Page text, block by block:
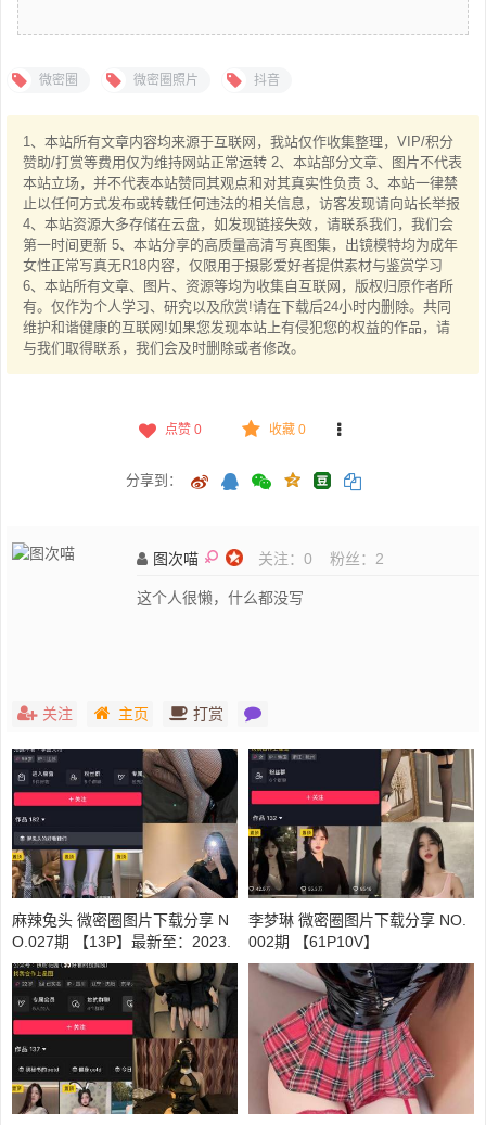
微密圈 微密圈照片 抖音
1、本站所有文章内容均来源于互联网，我站仅作收集整理，VIP/积分
赞助/打赏等费用仅为维持网站正常运转 2、本站部分文章、图片不代表
本站立场，并不代表本站赞同其观点和对其真实性负责 3、本站一律禁
止以任何方式发布或转载任何违法的相关信息，访客发现请向站长举报
4、本站资源大多存储在云盘，如发现链接失效，请联系我们，我们会
第一时间更新 5、本站分享的高质量高清写真图集，出镜模特均为成年
女性正常写真无R18内容，仅限用于摄影爱好者提供素材与鉴赏学习
6、本站所有文章、图片、资源等均为收集自互联网，版权归原作者所
有。仅作为个人学习、研究以及欣赏!请在下载后24小时内删除。共同
维护和谐健康的互联网!如果您发现本站上有侵犯您的权益的作品，请
与我们取得联系，我们会及时删除或者修改。
点赞 0 收藏 0
分享到：
图次喵 关注： 0 粉丝： 2
这个人很懒，什么都没写
关注 主页 打赏
麻辣兔头 微密圈图片下载分享 N
O.027期 【13P】最新至：2023.
11.06
李梦琳 微密圈图片下载分享 NO.
002期 【61P10V】